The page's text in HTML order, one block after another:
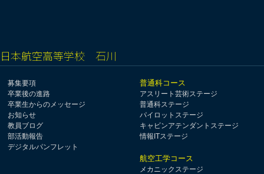
日本航空高等学校 石川
募集要項
卒業後の進路
卒業生からのメッセージ
お知らせ
教員ブログ
部活動報告
デジタルパンフレット
普通科コース
アスリート芸術ステージ
普通科ステージ
パイロットステージ
キャビンアテンダントステージ
情報ITステージ
航空工学コース
メカニックステージ